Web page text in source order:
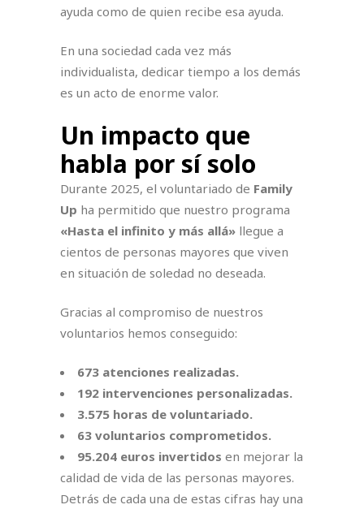
ayuda como de quien recibe esa ayuda.
En una sociedad cada vez más
individualista, dedicar tiempo a los demás
es un acto de enorme valor.
Un impacto que
habla por sí solo
Durante 2025, el voluntariado de Family
Up ha permitido que nuestro programa
«Hasta el infinito y más allá» llegue a
cientos de personas mayores que viven
en situación de soledad no deseada.
Gracias al compromiso de nuestros
voluntarios hemos conseguido:
673 atenciones realizadas.
192 intervenciones personalizadas.
3.575 horas de voluntariado.
63 voluntarios comprometidos.
95.204 euros invertidos en mejorar la
calidad de vida de las personas mayores.
Detrás de cada una de estas cifras hay una